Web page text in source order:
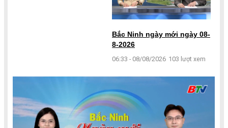
Bắc Ninh ngày mới ngày 08-
8-2026
06:33 - 08/08/2026 103 lượt xem